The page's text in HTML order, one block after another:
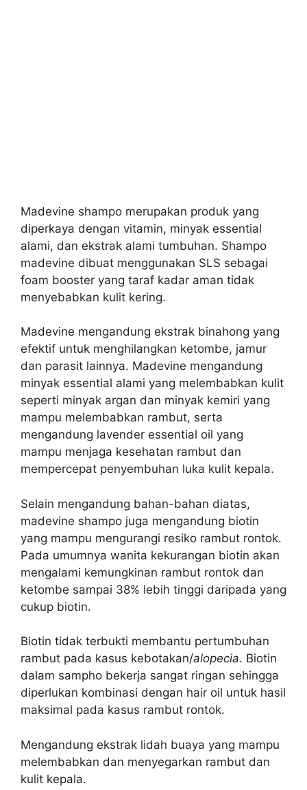
Madevine shampo merupakan produk yang
diperkaya dengan vitamin, minyak essential
alami, dan ekstrak alami tumbuhan. Shampo
madevine dibuat menggunakan SLS sebagai
foam booster yang taraf kadar aman tidak
menyebabkan kulit kering.
Madevine mengandung ekstrak binahong yang
efektif untuk menghilangkan ketombe, jamur
dan parasit lainnya. Madevine mengandung
minyak essential alami yang melembabkan kulit
seperti minyak argan dan minyak kemiri yang
mampu melembabkan rambut, serta
mengandung lavender essential oil yang
mampu menjaga kesehatan rambut dan
mempercepat penyembuhan luka kulit kepala.
Selain mengandung bahan-bahan diatas,
madevine shampo juga mengandung biotin
yang mampu mengurangi resiko rambut rontok.
Pada umumnya wanita kekurangan biotin akan
mengalami kemungkinan rambut rontok dan
ketombe sampai 38% lebih tinggi daripada yang
cukup biotin.
Biotin tidak terbukti membantu pertumbuhan
rambut pada kasus kebotakan/alopecia. Biotin
dalam sampho bekerja sangat ringan sehingga
diperlukan kombinasi dengan hair oil untuk hasil
maksimal pada kasus rambut rontok.
Mengandung ekstrak lidah buaya yang mampu
melembabkan dan menyegarkan rambut dan
kulit kepala.